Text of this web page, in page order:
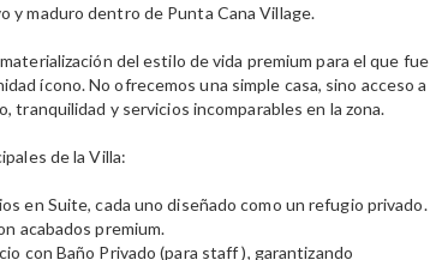
y maduro dentro de Punta Cana Village.
del estilo de vida premium para el que fue
ícono. No ofrecemos una simple casa, sino acceso a
tranquilidad y servicios incomparables en la zona.
de la Villa:
en Suite, cada uno diseñado como un refugio privado.
acabados premium.
con Baño Privado (para staff ), garantizando